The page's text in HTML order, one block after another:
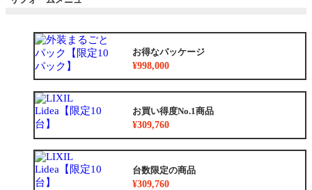
お得なパッケージ
¥998,000
お買い得度No.1商品
¥309,760
台数限定の商品
¥309,760